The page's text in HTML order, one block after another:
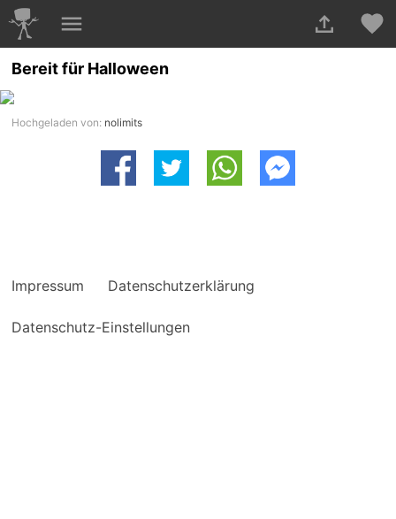
Bereit für Halloween
Hochgeladen von: nolimits
Impressum Datenschutzerklärung
Datenschutz-Einstellungen